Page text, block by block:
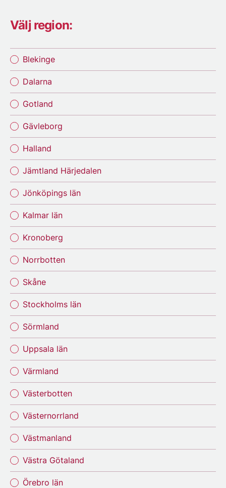
Välj region:
Blekinge
Dalarna
Gotland
Gävleborg
Halland
Jämtland Härjedalen
Jönköpings län
Kalmar län
Kronoberg
Norrbotten
Skåne
Stockholms län
Sörmland
Uppsala län
Värmland
Västerbotten
Västernorrland
Västmanland
Västra Götaland
Örebro län